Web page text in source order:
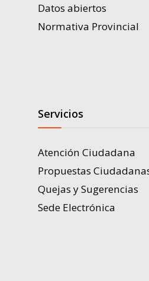
Datos abiertos
Normativa Provincial
Servicios
Atención Ciudadana
Propuestas
Quejas y Sugerencias
Sede Electrónica